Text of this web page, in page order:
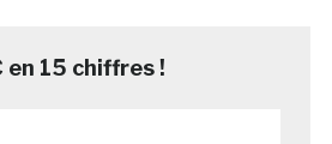
en 15 chiffres !